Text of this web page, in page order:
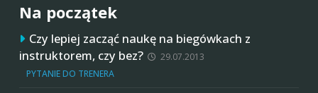
Na początek
Czy lepiej zacząć naukę na biegówkach z
instruktorem, czy bez?
29.07.2013
PYTANIE DO TRENERA